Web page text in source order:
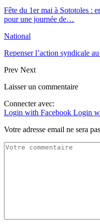
Fête du 1er mai à Sototoles :
pour une journée de…
National
Repenser l’action syndicale
Prev Next
Laisser un commentaire
Connecter avec:
Login with Facebook Login
Votre adresse email ne sera